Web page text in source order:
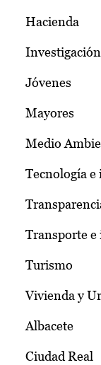
Hacienda
Investigación
Jóvenes
Mayores
Medio
Tecnología
Transporte
Turismo
Vivienda y
Albacete
Ciudad Real